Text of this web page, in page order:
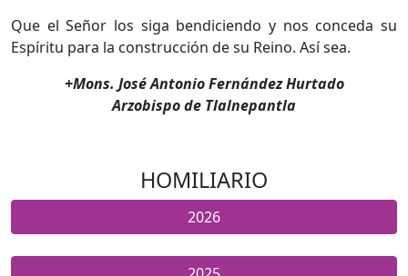
Que el Señor los siga bendiciendo y nos conceda su
Espíritu para la construcción de su Reino. Así sea.
+Mons. José Antonio Fernández Hurtado
Arzobispo de Tlalnepantla
HOMILIARIO
2026